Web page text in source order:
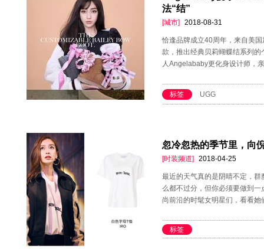
法“结”
[城市] 2018-08-31
恰逢品牌成立40周年，来自美
款，推出经典贝莉蝴蝶结系列
人Angelababy更化身设计师，
标签 UGG
忽冷忽热的季节里，向
[时装频道] 2018-04-25
最近的天气真的是阴晴不定，
么都不过分，但你必须要做到
尚前沿的时髦女明星们，看看
标签